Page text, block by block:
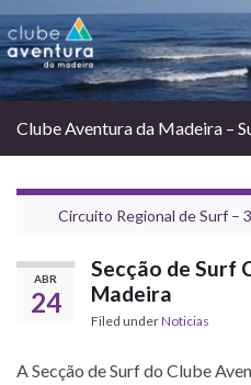
Clube Aventura da Madeira –
Circuito Regional de Surf –
ABR
24
Secção de Surf
Madeira
Filed underNoticias
A Secção de Surf do Clube